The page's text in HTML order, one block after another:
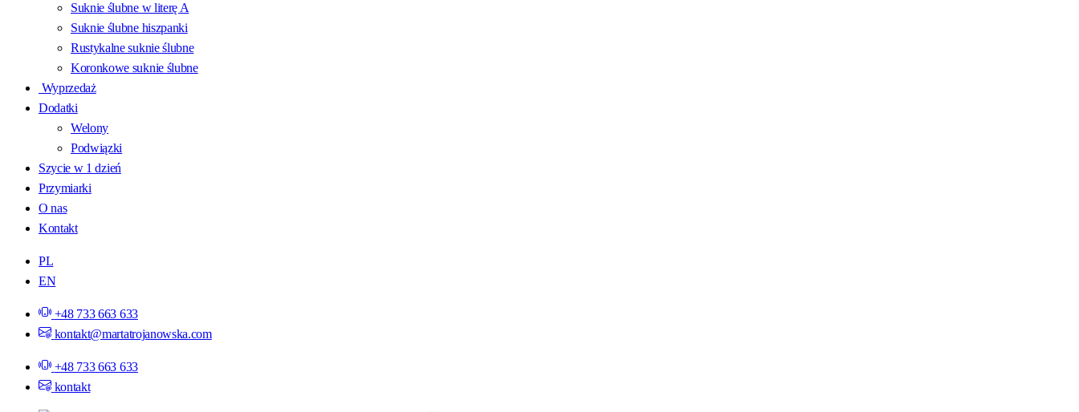
Suknie ślubne w literę A
Suknie ślubne hiszpanki
Rustykalne suknie ślubne
Koronkowe suknie ślubne
Wyprzedaż
Dodatki
Welony
Podwiązki
Szycie w 1 dzień
Przymiarki
O nas
Kontakt
PL
EN
+48 733 663 633
kontakt@martatrojanowska.com
+48 733 663 633
kontakt